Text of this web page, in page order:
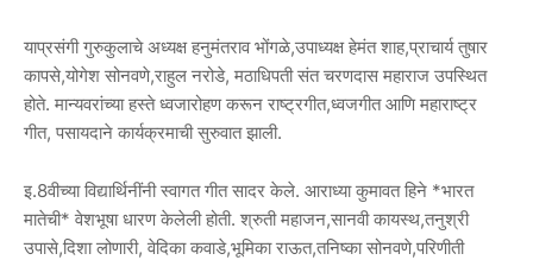
याप्रसंगी गुरुकुलाचे अध्यक्ष हनुमंतराव भोंगळे,उपाध्यक्ष हेमंत शाह,प्राचार्य तुषार
कापसे,योगेश सोनवणे,राहुल नरोडे, मठाधिपती संत चरणदास महाराज उपस्थित
होते. मान्यवरांच्या हस्ते ध्वजारोहण करून राष्ट्रगीत,ध्वजगीत आणि महाराष्ट्र
गीत, पसायदाने कार्यक्रमाची सुरुवात झाली.
इ.8वीच्या विद्यार्थिनींनी स्वागत गीत सादर केले. आराध्या कुमावत हिने *भारत
मातेची* वेशभूषा धारण केलेली होती. श्रुती महाजन,सानवी कायस्थ,तनुश्री
उपासे,दिशा लोणारी, वेदिका कवाडे,भूमिका राऊत,तनिष्का सोनवणे,परिणीती